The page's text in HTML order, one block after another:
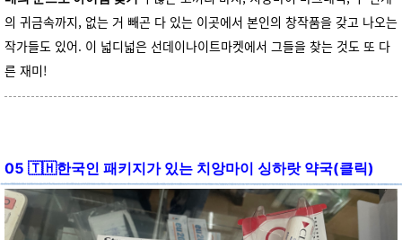
의 귀금속까지, 없는 거 빼곤 다 있는 이곳에서 본인의 창작품을 갖고 나오는
작가들도 있어. 이 넓디넓은 선데이나이트마켓에서 그들을 찾는 것도 또 다
른 재미!
05 🇹🇭한국인 패키지가 있는 치앙마이 싱하랏 약국(클릭)